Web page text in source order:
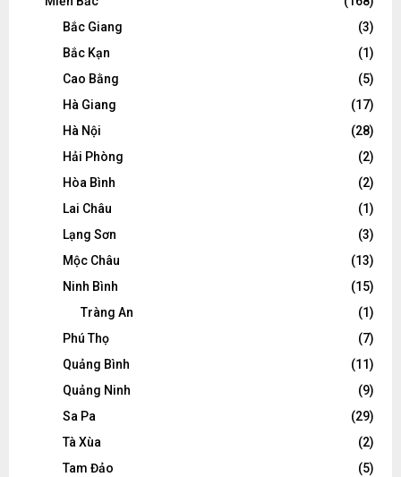
Bắc Giang
(3)
Bắc Kạn
(1)
Cao Bằng
(5)
Hà Giang
(17)
Hà Nội
(28)
Hải Phòng
(2)
Hòa Bình
(2)
Lai Châu
(1)
Lạng Sơn
(3)
Mộc Châu
(13)
Ninh Bình
(15)
Tràng An
(1)
Phú Thọ
(7)
Quảng Bình
(11)
Quảng Ninh
(9)
Sa Pa
(29)
Tà Xùa
(2)
Tam Đảo
(5)